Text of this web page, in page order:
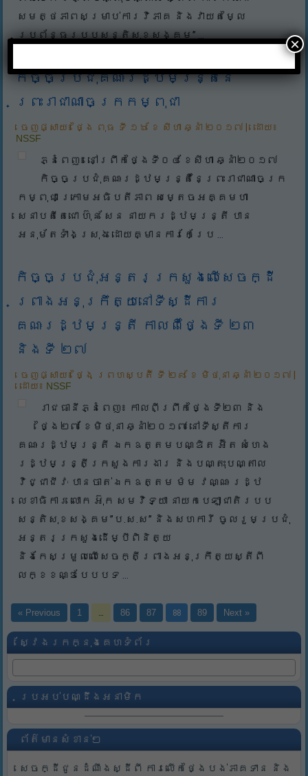
សមត្ថភាពសម្រាប់ការវិភាគ និងវាយតម្លៃ
ប្រព័ន្ធរបបសន្តិសុខសង្គម”...
កិច្ចប្រជុំគណៈរដ្ឋមន្រ្តីនៃ
ព្រះរាជាណាចក្រកម្ពុជា
ចេញផ្សាយ៖ ថ្ងៃ ពុធ ទី ១៦ ខែ សីហា ឆ្នាំ ២០១៧ | ដោយ៖
NSSF
ភ្នំពេញ៖ នៅព្រឹកថ្ងៃទី០៤ ខែសីហា ឆ្នាំ២០១៧
កិច្ចប្រជុំគណៈរដ្ឋមន្ត្រីនៃព្រះរាជាណាចក្រ
កម្ពុជា ក្រោមអធិបតីភាព សម្តេចអគ្គមហា
សេនាបតីតេជោ ហ៊ុន សែន នាយករដ្ឋមន្ត្រី បាន
អនុម័តទាំងស្រុង ដោយគ្មានការកែប្រែ ...
កិច្ចប្រជុំអន្តរក្រសួងលើសេចក្ដី
ព្រាងអនុក្រឹត្យនៅទីស្ដីការ
គណៈរដ្ឋមន្រ្តី កាលពីថ្ងៃទី ២៣
និងទី ២៧
ចេញផ្សាយ៖ ថ្ងៃ ព្រហស្បតិ៍ ទី ២៩ ខែ មិថុនា ឆ្នាំ ២០១៧
ដោយ៖ NSSF
រាជធានីភ្នំពេញ៖ កាលពីព្រឹកថ្ងៃទី២៣ និង
ថ្ងៃ២៧ ខែមិថុនា ឆ្នាំ២០១៧ នៅទីស្តីការ
គណៈរដ្ឋមន្រ្តី ឯកឧត្តមបណ្ឌិត អ៊ិត សំហេង
រដ្ឋមន្រ្តីក្រសួងការងារ និងបណ្តុះបណ្តាល
វិជ្ជាជីវៈ បានចាត់ឯកឧត្តម ម៉ម វណ្ណៈ រដ្ឋ
លេខាធិការ លោក អ៊ុក សមវិទ្យា នាយកបេឡាជាតិរបប
សន្តិសុខសង្គម”ប.ស.ស” និងសហការី ចូលរួមប្រជុំ
អន្តរក្រសួងដើម្បីពិនិត្យ
និងកែសម្រួលលើសេចក្តីព្រាងអនុក្រឹត្យស្តីពី
លក្ខខណ្ឌបែបបទ ...
« Previous 1 … 86 87 88 89 Next »
ស្វែងរកក្នុងគេហទំព័រ
ប្រអប់បណ្ដឹងអនាមិក
ព័ត៌មានសំខាន់ៗ
សេចក្ដីជូនដំណឹងស្ដីពី ការលើកថ្ងៃបង់ភាគទាន និង
×